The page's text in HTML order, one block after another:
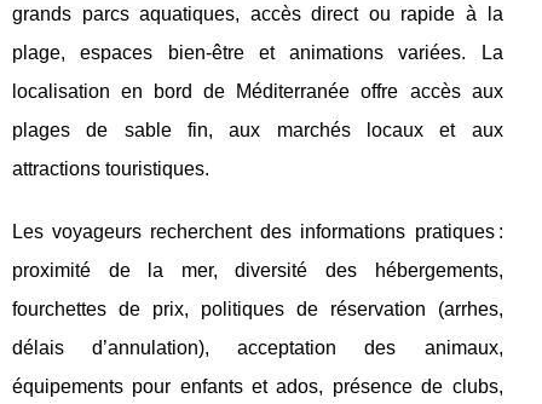
grands parcs aquatiques, accès direct ou rapide à la
plage, espaces bien-être et animations variées. La
localisation en bord de Méditerranée offre accès aux
plages de sable fin, aux marchés locaux et aux
attractions touristiques.
Les voyageurs recherchent des informations pratiques :
proximité de la mer, diversité des hébergements,
fourchettes de prix, politiques de réservation (arrhes,
délais d’annulation), acceptation des animaux,
équipements pour enfants et ados, présence de clubs,